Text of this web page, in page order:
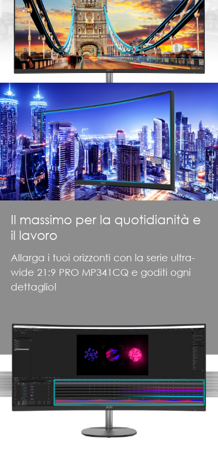
Il massimo per la quotidianità e
il lavoro
Allarga i tuoi orizzonti con la serie ultra-
wide 21:9 PRO MP341CQ e goditi ogni
dettaglio!